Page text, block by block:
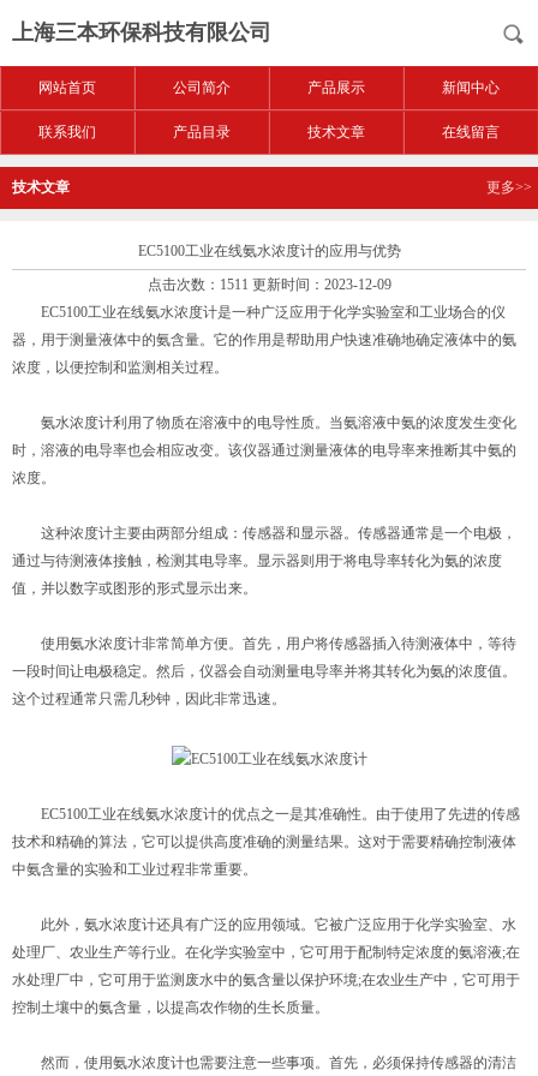
上海三本环保科技有限公司
网站首页 公司简介 产品展示 新闻中心
联系我们 产品目录 技术文章 在线留言
技术文章 更多>>
EC5100工业在线氨水浓度计的应用与优势
点击次数：1511 更新时间：2023-12-09
EC5100工业在线氨水浓度计是一种广泛应用于化学实验室和工业场合的仪
器，用于测量液体中的氨含量。它的作用是帮助用户快速准确地确定液体中的氨
浓度，以便控制和监测相关过程。
氨水浓度计利用了物质在溶液中的电导性质。当氨溶液中氨的浓度发生变化
时，溶液的电导率也会相应改变。该仪器通过测量液体的电导率来推断其中氨的
浓度。
这种浓度计主要由两部分组成：传感器和显示器。传感器通常是一个电极，
通过与待测液体接触，检测其电导率。显示器则用于将电导率转化为氨的浓度
值，并以数字或图形的形式显示出来。
使用氨水浓度计非常简单方便。首先，用户将传感器插入待测液体中，等待
一段时间让电极稳定。然后，仪器会自动测量电导率并将其转化为氨的浓度值。
这个过程通常只需几秒钟，因此非常迅速。
EC5100工业在线氨水浓度计的优点之一是其准确性。由于使用了先进的传感
技术和精确的算法，它可以提供高度准确的测量结果。这对于需要精确控制液体
中氨含量的实验和工业过程非常重要。
此外，氨水浓度计还具有广泛的应用领域。它被广泛应用于化学实验室、水
处理厂、农业生产等行业。在化学实验室中，它可用于配制特定浓度的氨溶液;在
水处理厂中，它可用于监测废水中的氨含量以保护环境;在农业生产中，它可用于
控制土壤中的氨含量，以提高农作物的生长质量。
然而，使用氨水浓度计也需要注意一些事项。首先，必须保持传感器的清洁